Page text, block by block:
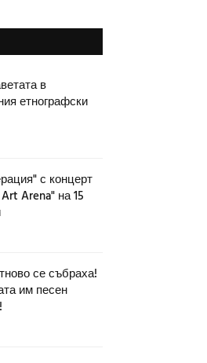
в
етнографски
с концерт
Arena" на 15
се събраха!
им песен